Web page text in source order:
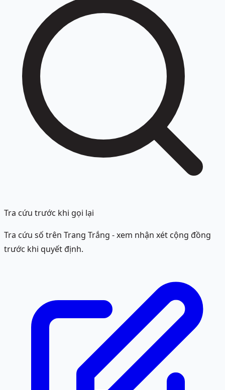
Tra cứu trước khi gọi lại
Tra cứu số trên Trang Trắng - xem nhận xét cộng đồng
trước khi quyết định.